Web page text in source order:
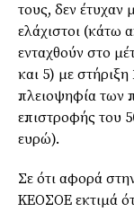
τους, δεν έτυχαν
ελάχιστοι (κάτω
ενταχθούν στο
και 5) με στήριξη
πλειοψηφία των
επιστροφής του
ευρώ).
Σε ότι αφορά
ΚΕΟΣΟΕ εκτιμά